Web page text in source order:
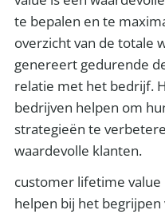
te bepalen en te
overzicht van de totale
genereert gedurende
relatie met het bedrijf.
bedrijven helpen om
strategieën te
waardevolle klanten.
customer lifetime
helpen bij het begrijpen